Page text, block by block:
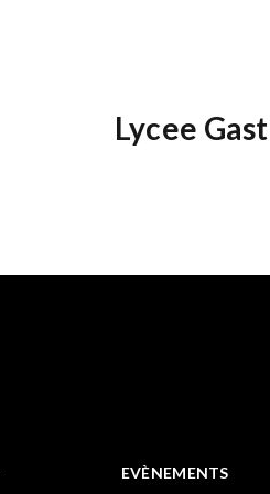
Lycee
EVÈNEMENTS